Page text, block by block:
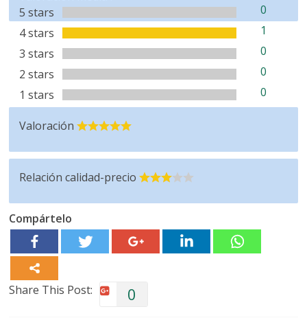
5 stars
0
4 stars
1
3 stars
0
2 stars
0
1 stars
0
Valoración
Relación calidad-precio
Compártelo
Share This Post: 0